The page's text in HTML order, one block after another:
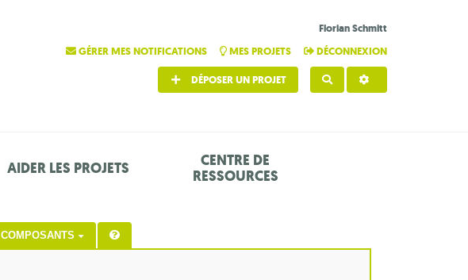
Florian Schmitt
GÉRER MES NOTIFICATIONS
MES PROJETS DÉCONNEXION
RECHERCHER
DÉPOSER UN PROJET
AIDER LES PROJETS
CENTRE DE
RESSOURCES
COMPOSANTS